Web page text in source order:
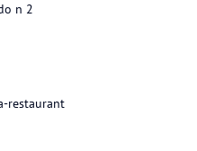
n 2
restaurant